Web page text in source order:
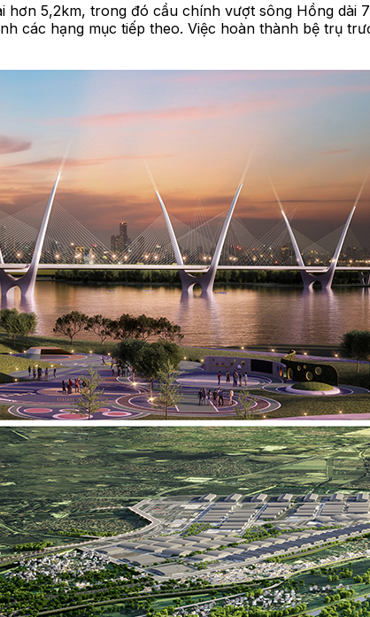
hơn 5,2km, trong đó cầu chính vượt sông Hồng
các hạng mục tiếp theo. Việc hoàn thành bệ trụ